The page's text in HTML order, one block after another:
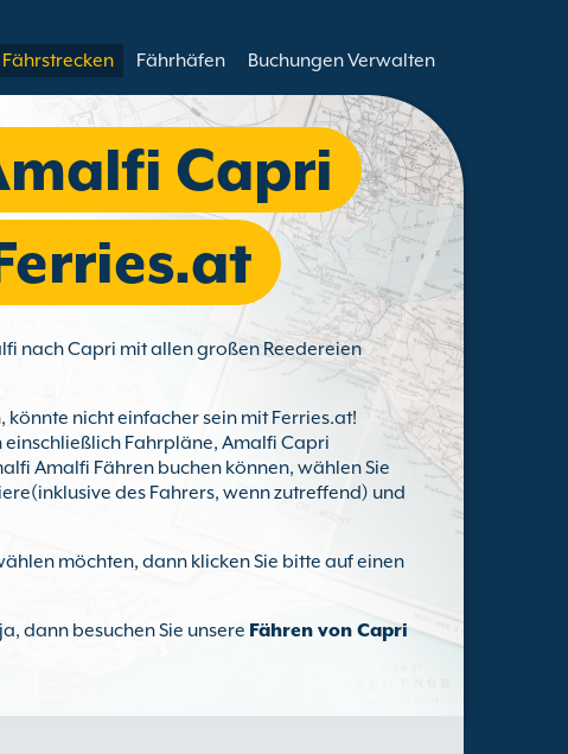
Fährstrecken Fährhäfen Buchungen Verwalten
Capri
nach Capri mit allen großen Reedereien
könnte nicht einfacher sein mit Ferries.at!
einschließlich Fahrpläne, Amalfi Capri
Amalfi Fähren buchen können, wählen Sie
des Fahrers, wenn zutreffend) und
möchten, dann klicken Sie bitte auf einen
dann besuchen Sie unsere Fähren von Capri